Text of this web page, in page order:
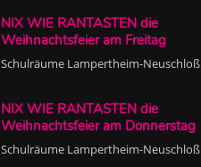
NIX WIE RANTASTEN die
Weihnachtsfeier am Freitag
Schulräume Lampertheim-Neuschloß
NIX WIE RANTASTEN die
Weihnachtsfeier am Donnerstag
Schulräume Lampertheim-Neuschloß